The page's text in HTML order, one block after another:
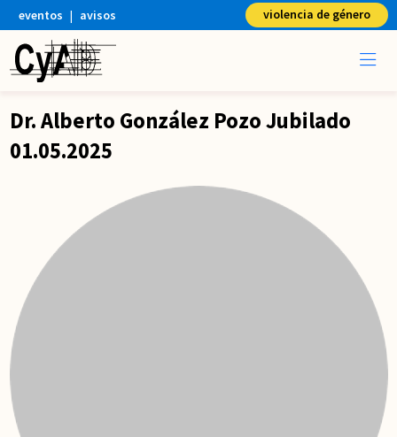
eventos | avisos violencia de género
Dr. Alberto González Pozo Jubilado
01.05.2025